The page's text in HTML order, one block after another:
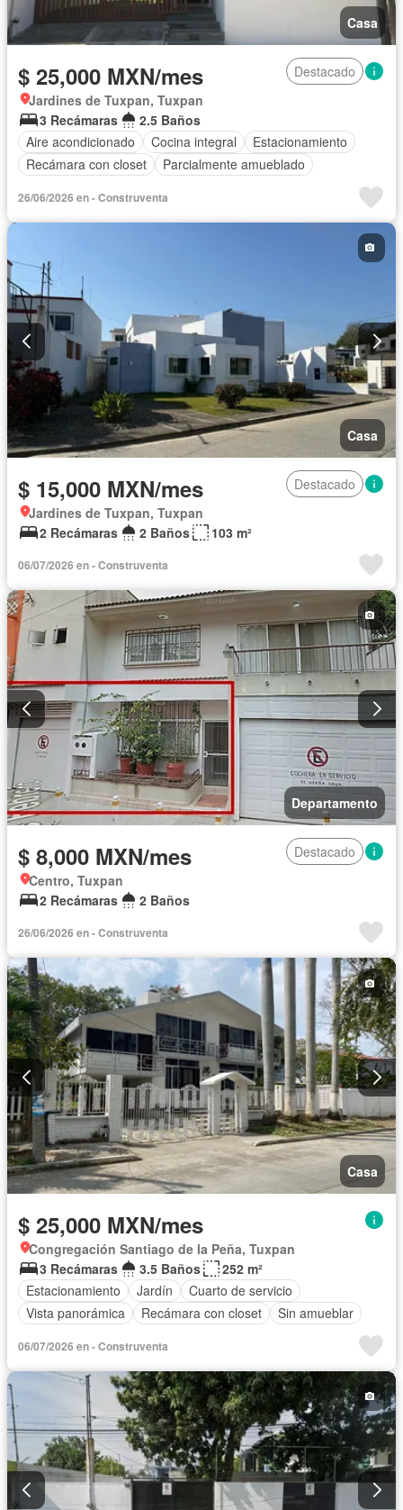
Casa
$ 25,000 MXN/mes
Destacado
Jardines de Tuxpan, Tuxpan
3 Recámaras
2.5 Baños
Aire acondicionado
Cocina integral
Estacionamiento
Recámara con closet
Parcialmente amueblado
26/06/2026 en - Construventa
Casa
$ 15,000 MXN/mes
Destacado
Jardines de Tuxpan, Tuxpan
2 Recámaras
2 Baños 103 m²
06/07/2026 en - Construventa
Departamento
$ 8,000 MXN/mes
Destacado
Centro, Tuxpan
2 Recámaras
2 Baños
26/06/2026 en - Construventa
Casa
$ 25,000 MXN/mes
Congregación Santiago de la Peña, Tuxpan
3 Recámaras
3.5 Baños
252 m²
Estacionamiento
Jardín
Cuarto de servicio
Vista panorámica
Recámara con closet Sin amueblar
06/07/2026 en - Construventa